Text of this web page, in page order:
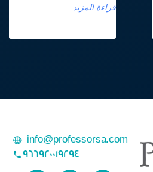
قراءة المزيد
info@professorsa.com
966920019294